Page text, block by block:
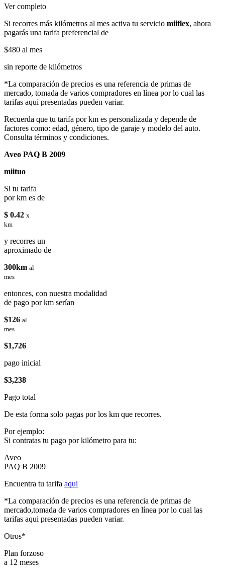
Ver completo
Si recorres más kilómetros al mes activa tu servicio miiflex, ahora
pagarás una tarifa preferencial de
$480 al mes
sin reporte de kilómetros
*La comparación de precios es una referencia de primas de
mercado, tomada de varios compradores en línea por lo cual las
tarifas aqui presentadas pueden variar.
Recuerda que tu tarifa por km es personalizada y depende de
factores como: edad, género, tipo de garaje y modelo del auto.
Consulta términos y condiciones.
Aveo PAQ B 2009
miituo
Si tu tarifa
por km es de
$ 0.42 x
km
y recorres un
aproximado de
300km al
mes
entonces, con nuestra modalidad
de pago por km serían
$126 al
mes
$1,726
pago inicial
$3,238
Pago total
De esta forma solo pagas por los km que recorres.
Por ejemplo:
Si contratas tu pago por kilómetro para tu:
Aveo
PAQ B 2009
Encuentra tu tarifa aqui
*La comparación de precios es una referencia de primas de
mercado,tomada de varios compradores en línea por lo cual las
tarifas aqui presentadas pueden variar.
Otros*
Plan forzoso
a 12 meses